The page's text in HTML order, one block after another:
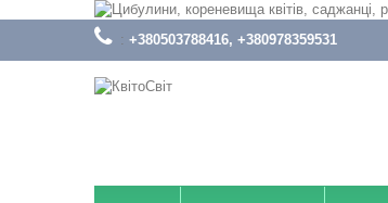
: +380503788416, +380978359531